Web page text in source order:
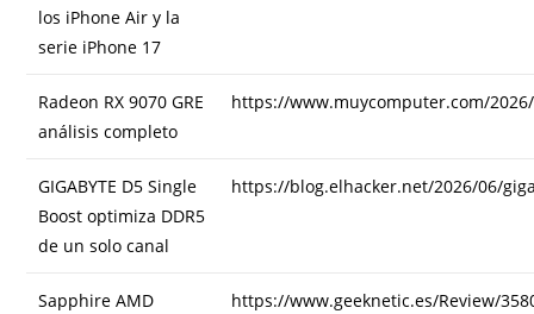
los iPhone Air y la
serie iPhone 17
Radeon RX 9070 GRE
análisis completo
https://www.muycomputer.com/
GIGABYTE D5 Single
Boost optimiza DDR5
de un solo canal
https://blog.elhacker.net/2026/06/
Sapphire AMD
https://www.geeknetic.es/Review/